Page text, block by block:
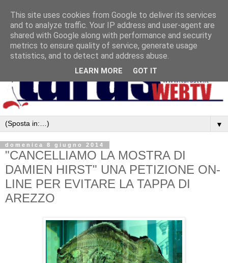
▼
domenica 8 giugno 2014
"CANCELLIAMO LA MOSTRA DI
DAMIEN HIRST" UNA PETIZIONE ON-
LINE PER EVITARE LA TAPPA DI
AREZZO
This site uses cookies from Google to deliver its services
and to analyze traffic. Your IP address and user-agent are
shared with Google along with performance and security
metrics to ensure quality of service, generate usage
statistics, and to detect and address abuse.
LEARN MORE GOT IT